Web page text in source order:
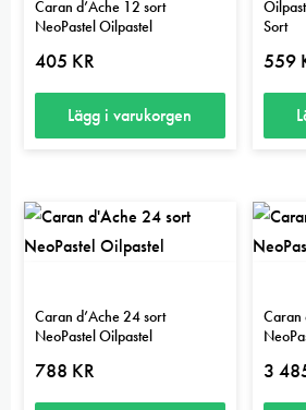
Caran d’Ache 12 sort
NeoPastel Oilpastel
405 KR
Lägg i varukorgen
Sort
559
Caran d’Ache 24 sort
NeoPastel Oilpastel
788 KR
Caran
3